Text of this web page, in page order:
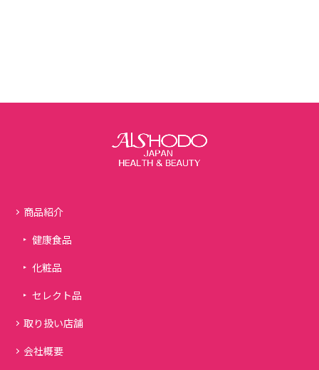
商品紹介
健康食品
化粧品
セレクト品
取り扱い店舗
会社概要